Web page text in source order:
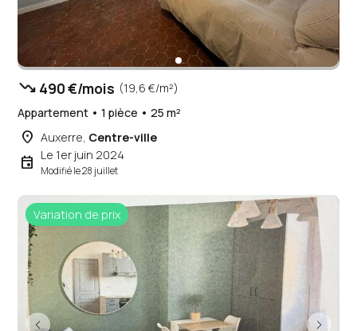
trending_down 490 €/mois (19,6 €/m²)
Appartement • 1 pièce • 25 m²
place Auxerre, Centre-ville
event Le 1er juin 2024
Modifié le 28 juillet
Variation de prix